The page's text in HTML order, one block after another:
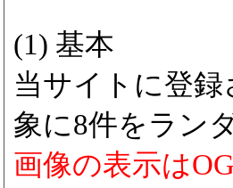
(1) 基本
当サイトに登録
象に8件をラン
画像の表示は